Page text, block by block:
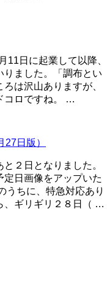
11日に起業して以降、
りました。「調布とい
は沢山ありますが、
コロですね。 …
日版）
２日となりました。
日画像をアップいた
うちに、特急対応あり
、ギリギリ２８日（ …